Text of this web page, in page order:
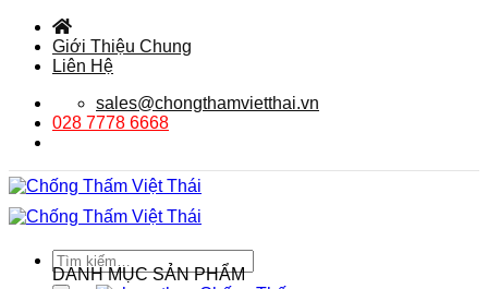
qua
Giới Thiệu Chung
Liên Hệ
sales@chongthamvietthai.vn
028 7778 6668
Tìm
kiếm:
DANH MỤC SẢN PHẨM